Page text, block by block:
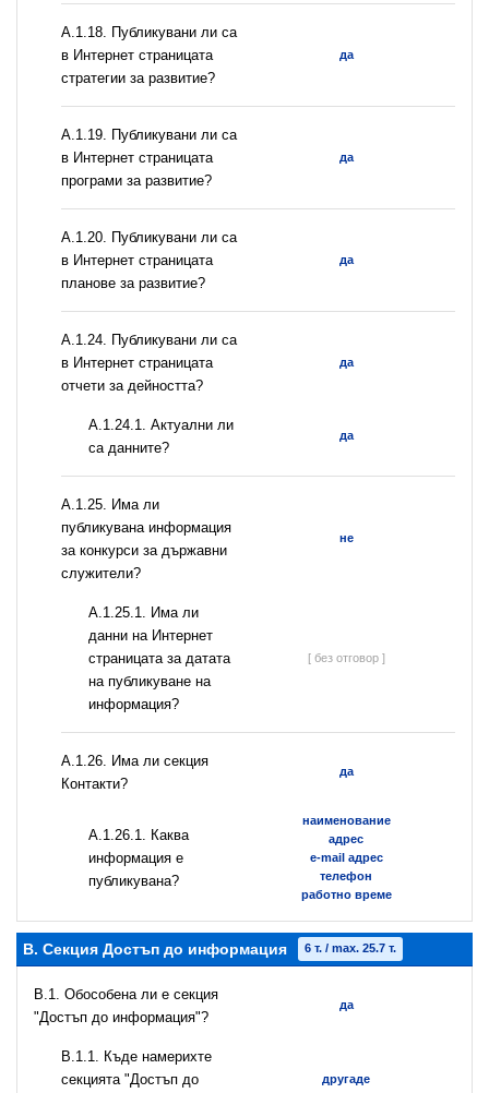
А.1.18. Публикувани ли са
в Интернет страницата
стратегии за развитие?
да
А.1.19. Публикувани ли са
в Интернет страницата
програми за развитие?
да
А.1.20. Публикувани ли са
в Интернет страницата
планове за развитие?
да
А.1.24. Публикувани ли са
в Интернет страницата
отчети за дейността?
да
A.1.24.1. Актуални ли
са данните?
да
А.1.25. Има ли
публикувана информация
за конкурси за държавни
служители?
не
A.1.25.1. Има ли
данни на Интернет
страницата за датата
на публикуване на
информация?
[ без отговор ]
А.1.26. Има ли секция
Контакти?
да
А.1.26.1. Каква
информация е
публикувана?
наименование
адрес
e-mail адрес
телефон
работно време
B. Секция Достъп до информация 6 т. / max. 25.7 т.
В.1. Обособена ли е секция
"Достъп до информация"?
да
В.1.1. Къде намерихте
секцията "Достъп до
другаде